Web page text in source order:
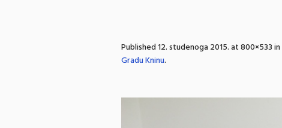
Published12. studenoga 2015.at 800×533 in
Gradu Kninu.